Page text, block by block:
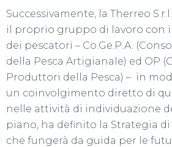
Successivamente, la Therreo
il proprio gruppo di lavoro con
dei pescatori – Co.Ge.P.A.
della Pesca Artigianale) ed OP
Produttori della Pesca) – in
un coinvolgimento diretto di
nelle attività di individuazione
piano, ha definito la Strategia di
che fungerà da guida per le